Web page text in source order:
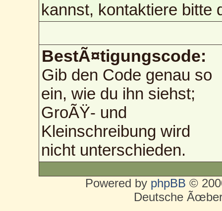
kannst, kontaktiere bitte
BestÃ¤tigungscode:
Gib den Code genau so
ein, wie du ihn siehst;
GroÃŸ- und
Kleinschreibung wird
nicht unterschieden.
Powered by phpBB ©
Deutsche